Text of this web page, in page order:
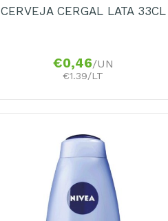
CERVEJA CERGAL LATA 33CL
€0,46/UN
€1.39/LT